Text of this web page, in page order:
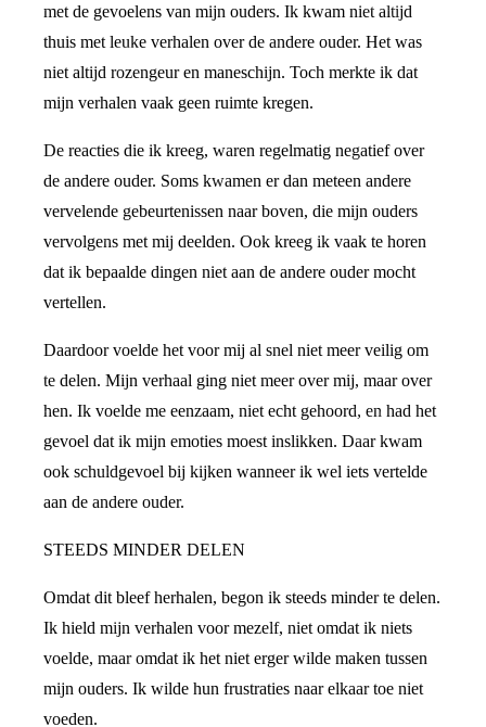
met de gevoelens van mijn ouders. Ik kwam niet altijd
thuis met leuke verhalen over de andere ouder. Het was
niet altijd rozengeur en maneschijn. Toch merkte ik dat
mijn verhalen vaak geen ruimte kregen.
De reacties die ik kreeg, waren regelmatig negatief over
de andere ouder. Soms kwamen er dan meteen andere
vervelende gebeurtenissen naar boven, die mijn ouders
vervolgens met mij deelden. Ook kreeg ik vaak te horen
dat ik bepaalde dingen niet aan de andere ouder mocht
vertellen.
Daardoor voelde het voor mij al snel niet meer veilig om
te delen. Mijn verhaal ging niet meer over mij, maar over
hen. Ik voelde me eenzaam, niet echt gehoord, en had het
gevoel dat ik mijn emoties moest inslikken. Daar kwam
ook schuldgevoel bij kijken wanneer ik wel iets vertelde
aan de andere ouder.
STEEDS MINDER DELEN
Omdat dit bleef herhalen, begon ik steeds minder te delen.
Ik hield mijn verhalen voor mezelf, niet omdat ik niets
voelde, maar omdat ik het niet erger wilde maken tussen
mijn ouders. Ik wilde hun frustraties naar elkaar toe niet
voeden.